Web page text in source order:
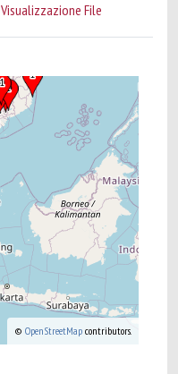
Visualizzazione File
© OpenStreetMap contributors.